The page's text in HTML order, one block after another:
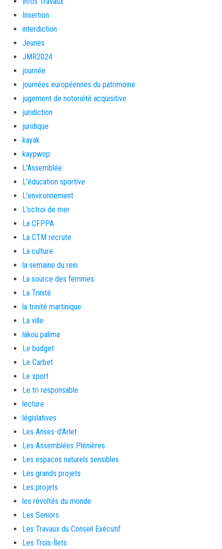
Insertion
interdiction
Jeunes
JMR2024
journée
journées européennes du patrimoine
jugement de notoriété acquisitive
juridiction
juridique
kayak
kaypwop
L'Assemblée
L'éducation sportive
L'environnement
L’octroi de mer
La CFPPA
La CTM recrute
La culture
la semaine du rein
La source des femmes
La Trinité
la trinité martinique
La ville
lakou palima
Le budget
Le Carbet
Le sport
Le tri responsable
lecture
législatives
Les Anses-d'Arlet
Les Assemblées Plénières
Les espaces naturels sensibles
Les grands projets
Les projets
les révoltés du monde
Les Seniors
Les Travaux du Conseil Exécutif
Les Trois-Îlets